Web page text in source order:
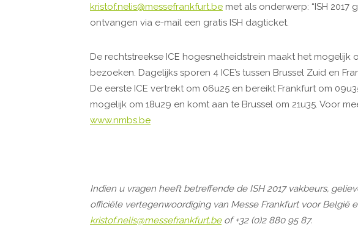
kristof.nelis@messefrankfurt.be met als onderwerp: “ISH 2017
ontvangen via e-mail een gratis ISH dagticket.
De rechtstreekse ICE hogesnelheidstrein maakt het mogelijk
bezoeken. Dagelijks sporen 4 ICE’s tussen Brussel Zuid en
De eerste ICE vertrekt om 06u25 en bereikt Frankfurt om
mogelijk om 18u29 en komt aan te Brussel om 21u35. Voor
www.nmbs.be
Indien u vragen heeft betreffende de ISH 2017 vakbeurs,
officiële vertegenwoordiging van Messe Frankfurt voor België
kristof.nelis@messefrankfurt.beof +32 (0)2 880 95 87.